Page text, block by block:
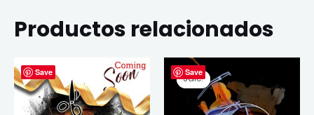
Productos relacionados
Save Save
Sale!
Sale!price
was:
280,00€.
is:
182,00€.